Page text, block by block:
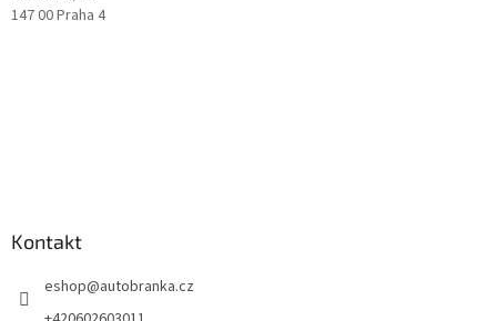
147 00 Praha 4
Kontakt
eshop@autobranka.cz